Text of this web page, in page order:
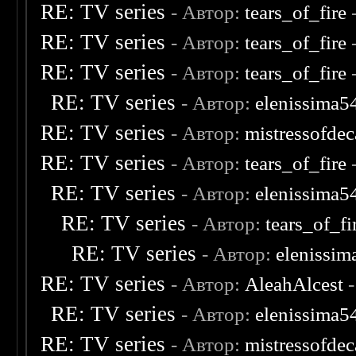
RE: TV series - Автор:tears_of_fire
RE: TV series - Автор:tears_of_fire
RE: TV series - Автор:tears_of_fire
RE: TV series - Автор:
RE: TV series - Автор:
RE: TV series - Автор:tears_of_fire
RE: TV series - Автор:
RE: TV series - Автор:
RE: TV series - Автор:
RE: TV series - Автор: AleahAlcest
RE: TV series - Автор:
RE: TV series - Автор: